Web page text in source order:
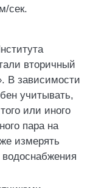
сек.
вторичный
В зависимости
учитывать,
или иного
пара на
измерять
водоснабжения